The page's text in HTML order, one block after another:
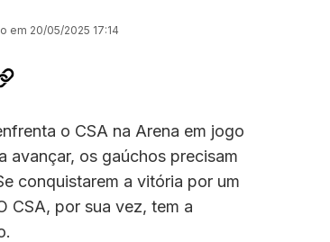
em 20/05/2025 17:14
o CSA na Arena em jogo
avançar, os gaúchos precisam
conquistarem a vitória por um
CSA, por sua vez, tem a